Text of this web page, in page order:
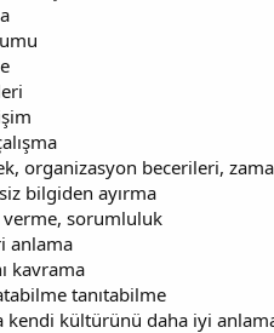
organizasyon becerileri,
bilgiden ayırma
verme, sorumluluk
anlama
kavrama
tanıtabilme
kendi kültürünü daha iyi